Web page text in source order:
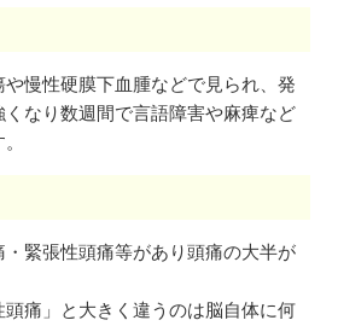
慢性硬膜下血腫などで見られ、発
なり数週間で言語障害や麻痺など
緊張性頭痛等があり頭痛の大半が
頭痛」と大きく違うのは脳自体に何